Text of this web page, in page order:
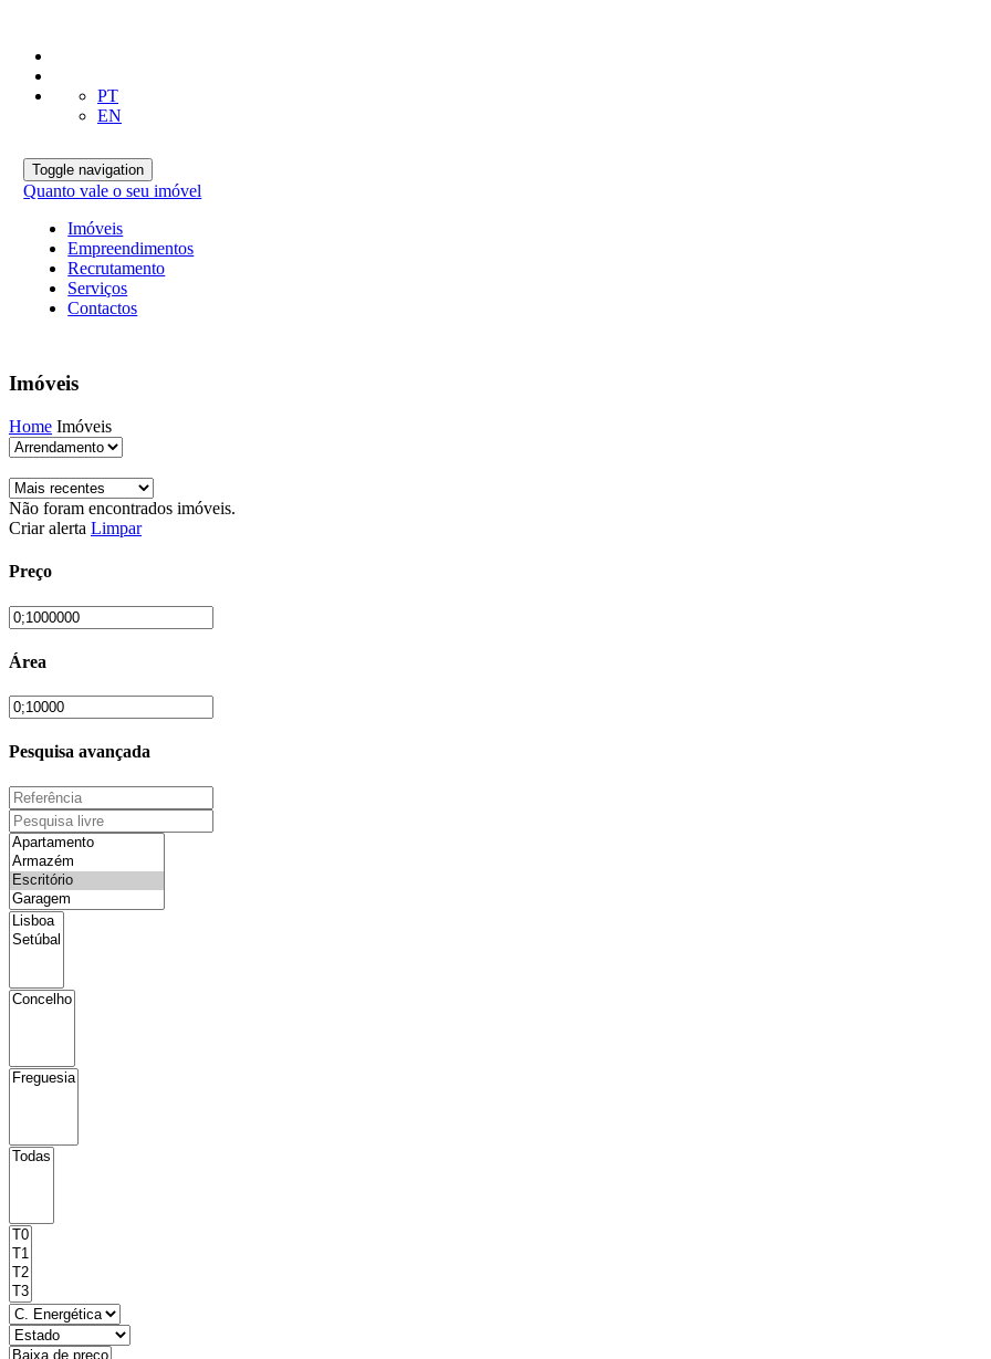
PT
EN
Toggle navigation
Quanto vale o seu imóvel
Imóveis
Empreendimentos
Recrutamento
Serviços
Contactos
Imóveis
Home Imóveis
Não foram encontrados imóveis.
Criar alerta Limpar
Preço
Área
Pesquisa avançada